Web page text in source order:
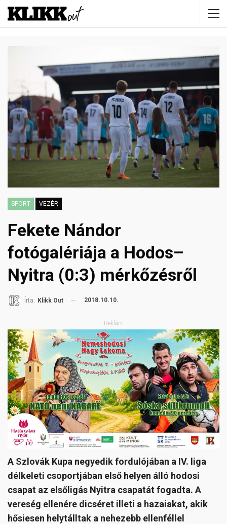
SPORT VEZÉR
Fekete Nándor
fotógalériája a Hodos–
Nyitra (0:3) mérkőzésről
Írta: Klikk Out 2018.10.10.
Reklám
A Szlovák Kupa negyedik fordulójában a IV. liga
délkeleti csoportjában első helyen álló hodosi
csapat az elsőligás Nyitra csapatát fogadta. A
vereség ellenére dicséret illeti a hazaiakat, akik
hősiesen helytálltak a nehezebb ellenféllel